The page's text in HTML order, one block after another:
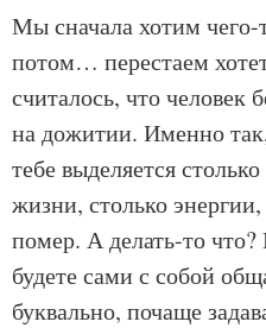
Мы сначала хотим
потом… перестаем
считалось, что человек
на дожитии. Именно
тебе выделяется
жизни, столько
помер. А делать-то
будете сами с собой
буквально, почаще